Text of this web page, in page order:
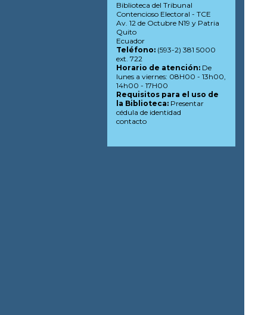
Biblioteca del Tribunal
Contencioso Electoral - TCE
Av. 12 de Octubre N19 y Patria
Quito
Ecuador
Teléfono:(593-2) 381 5000
ext. 722
Horario de atención:De
lunes a viernes: 08H00 - 13h00,
14h00 - 17H00
Requisitos para el uso de
la Biblioteca:Presentar
cédula de identidad
contacto